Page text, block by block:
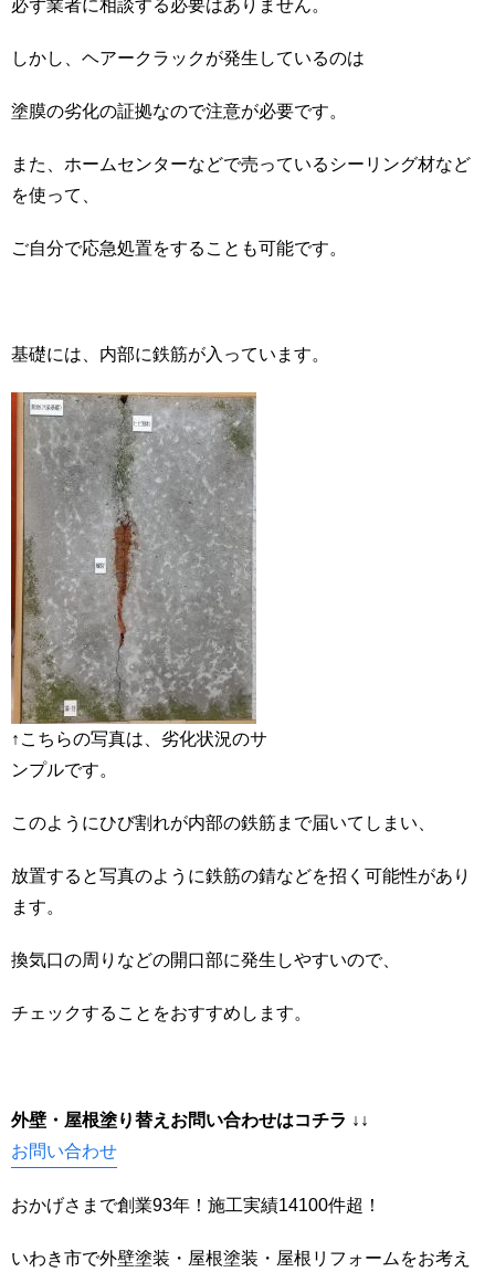
必ず業者に相談する必要はありません。
しかし、ヘアークラックが発生しているのは
塗膜の劣化の証拠なので注意が必要です。
また、ホームセンターなどで売っているシーリング材など
を使って、
ご自分で応急処置をすることも可能です。
基礎には、内部に鉄筋が入っています。
↑こちらの写真は、劣化状況のサ
ンプルです。
このようにひび割れが内部の鉄筋まで届いてしまい、
放置すると写真のように鉄筋の錆などを招く可能性があり
ます。
換気口の周りなどの開口部に発生しやすいので、
チェックすることをおすすめします。
外壁・屋根塗り替えお問い合わせはコチラ ↓↓
お問い合わせ
おかげさまで創業93年！施工実績14100件超！
いわき市で外壁塗装・屋根塗装・屋根リフォームをお考え